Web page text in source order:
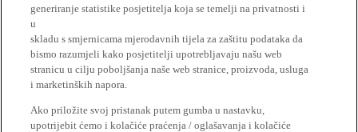
generiranje statistike posjetitelja koja se temelji na privatnosti i
u
skladu s smjernicama mjerodavnih tijela za zaštitu podataka da
bismo razumjeli kako posjetitelji upotrebljavaju našu web
stranicu u cilju poboljšanja naše web stranice, proizvoda, usluga
i marketinških napora.
Ako priložite svoj pristanak putem gumba u nastavku,
upotrijebit ćemo i kolačiće praćenja / oglašavanja i kolačiće